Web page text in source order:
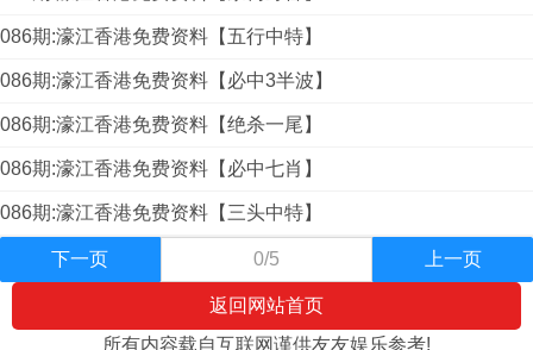
086期:濠江香港免费资料【五行中特】
086期:濠江香港免费资料【必中3半波】
086期:濠江香港免费资料【绝杀一尾】
086期:濠江香港免费资料【必中七肖】
086期:濠江香港免费资料【三头中特】
下一页 0/5 上一页
返回网站首页
所有内容载自互联网谨供友友娱乐参考!